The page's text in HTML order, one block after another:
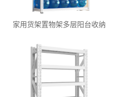
家用货架置物架多层阳台收纳